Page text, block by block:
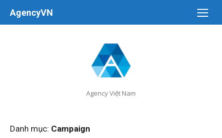
Agency Việt Nam
AgencyVN
Danh mục: Campaign